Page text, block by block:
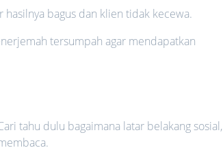
bagus dan klien tidak kecewa.
tersumpah agar mendapatkan
tahu dulu bagaimana latar belakang sosial,